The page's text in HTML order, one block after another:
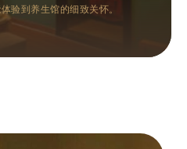
助于排毒养颜，满足不同顾客的